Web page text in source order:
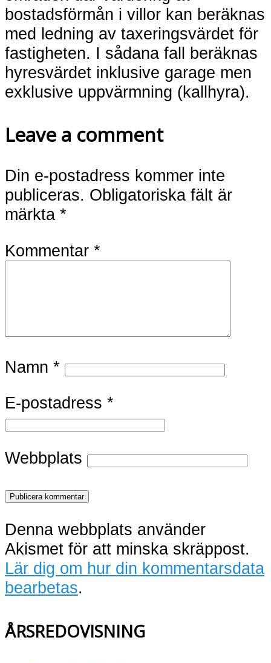
bostadsförmån i villor kan beräknas
med ledning av taxeringsvärdet för
fastigheten. I sådana fall beräknas
hyresvärdet inklusive garage men
exklusive uppvärmning (kallhyra).
Leave a comment
Din e-postadress kommer inte
publiceras. Obligatoriska fält är
märkta *
Kommentar *
Namn *
E-postadress *
Webbplats
Denna webbplats använder
Akismet för att minska skräppost.
Lär dig om hur din kommentarsdata
bearbetas.
ÅRSREDOVISNING